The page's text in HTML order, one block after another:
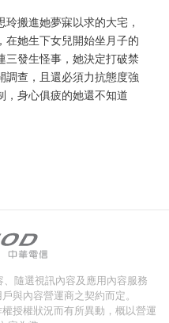
搬進她夢寐以求的大宅，
在她生下女兒開始坐月子的
三發生怪事，她決定打破禁
調查，且還必須力抗態度強
，身心俱疲的她還不知道
隨選視訊內容及應用內容服務
與內容營運商之契約而定。
授權狀況而有所異動，概以營運